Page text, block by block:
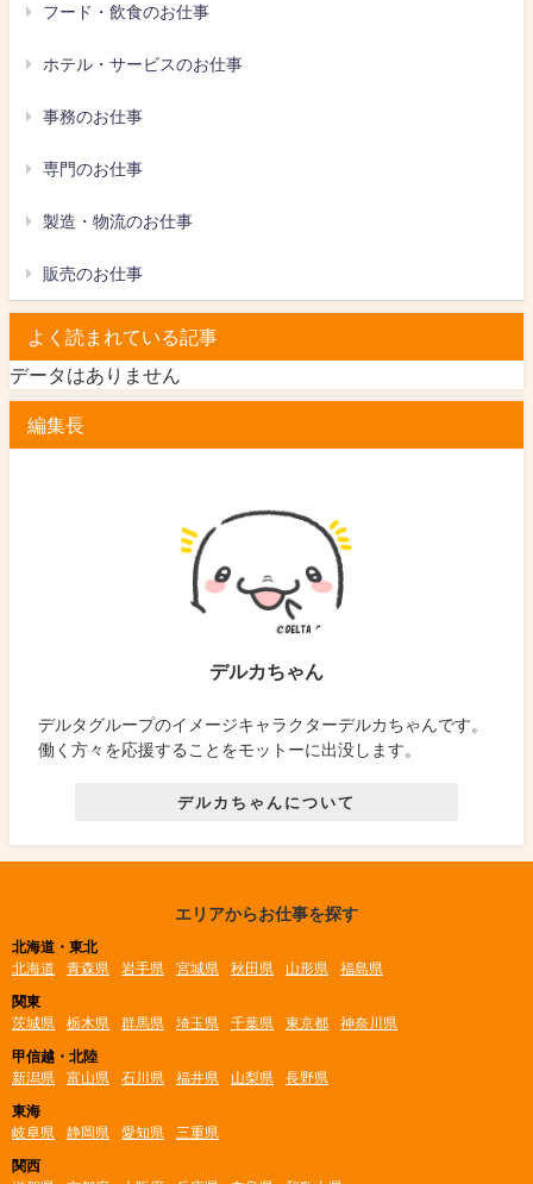
フード・飲食のお仕事
ホテル・サービスのお仕事
事務のお仕事
専門のお仕事
製造・物流のお仕事
販売のお仕事
よく読まれている記事
データはありません
編集長
デルカちゃん
デルタグループのイメージキャラクターデルカちゃんです。
働く方々を応援することをモットーに出没します。
デルカちゃんについて
エリアからお仕事を探す
北海道・東北
北海道
青森県 岩手県 宮城県 秋田県 山形県 福島県
関東
茨城県
栃木県 群馬県 埼玉県 千葉県 東京都 神奈川県
甲信越・北陸
新潟県
富山県 石川県 福井県 山梨県 長野県
東海
岐阜県
静岡県 愛知県 三重県
関西